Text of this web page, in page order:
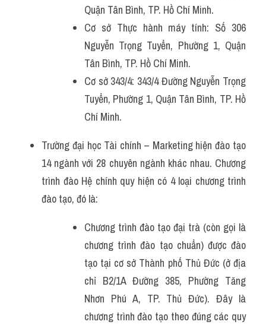
Quận Tân Bình, TP. Hồ Chí Minh.
Cơ sở Thực hành máy tính: Số 306
Nguyễn Trọng Tuyển, Phường 1, Quận
Tân Bình, TP. Hồ Chí Minh.
Cơ sở 343/4: 343/4 Đường Nguyễn Trọng
Tuyển, Phường 1, Quận Tân Bình, TP. Hồ
Chí Minh.
Trường đại học Tài chính – Marketing hiện đào tạo
14 ngành với 28 chuyên ngành khác nhau. Chương
trình đào Hệ chính quy hiện có 4 loại chương trình
đào tạo, đó là:
Chương trình đào tạo đại trà (còn gọi là
chương trình đào tạo chuẩn) được đào
tạo tại cơ sở Thành phố Thủ Đức (ở địa
chỉ B2/1A Đường 385, Phường Tăng
Nhơn Phú A, TP. Thủ Đức). Đây là
chương trình đào tạo theo đúng các quy